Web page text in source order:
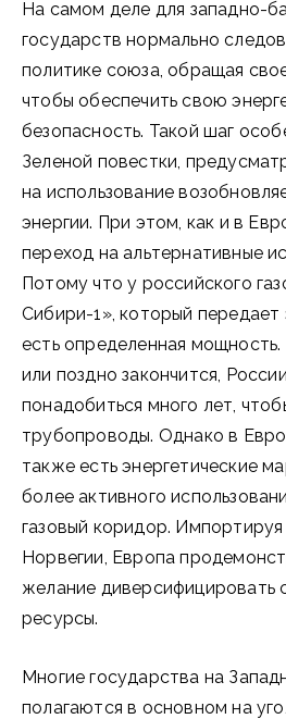
На самом деле для западно-
государств нормально
политике союза, обращая
чтобы обеспечить свою
безопасность. Такой шаг
Зеленой повестки,
на использование
энергии. При этом, как и в
переход на альтернативные
Потому что у российского
Сибири-1», который передает
есть определенная
или поздно закончится,
понадобиться много лет,
трубопроводы. Однако в
также есть энергетические
более активного
газовый коридор. Импортируя
Норвегии, Европа
желание диверсифицировать
ресурсы.
Многие государства на
полагаются в основном на